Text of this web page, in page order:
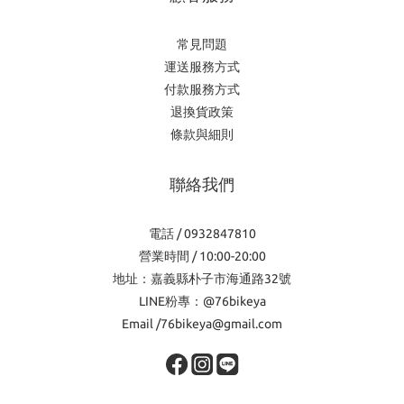
常見問題
運送服務方式
付款服務方式
退換貨政策
條款與細則
聯絡我們
電話 / 0932847810
營業時間 / 10:00-20:00
地址：嘉義縣朴子市海通路32號
LINE粉專：@76bikeya
Email /76bikeya@gmail.com